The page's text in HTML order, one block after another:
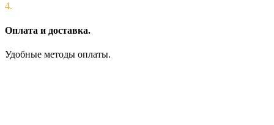
4.
Оплата и доставка.
Удобные методы оплаты.